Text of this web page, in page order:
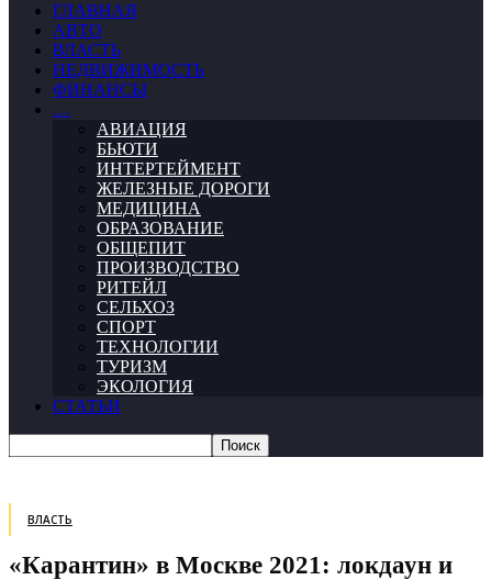
ГЛАВНАЯ
АВТО
ВЛАСТЬ
НЕДВИЖИМОСТЬ
ФИНАНСЫ
…
АВИАЦИЯ
БЬЮТИ
ИНТЕРТЕЙМЕНТ
ЖЕЛЕЗНЫЕ ДОРОГИ
МЕДИЦИНА
ОБРАЗОВАНИЕ
ОБЩЕПИТ
ПРОИЗВОДСТВО
РИТЕЙЛ
СЕЛЬХОЗ
СПОРТ
ТЕХНОЛОГИИ
ТУРИЗМ
ЭКОЛОГИЯ
СТАТЬИ
ВЛАСТЬ
«Карантин» в Москве 2021: локдаун и